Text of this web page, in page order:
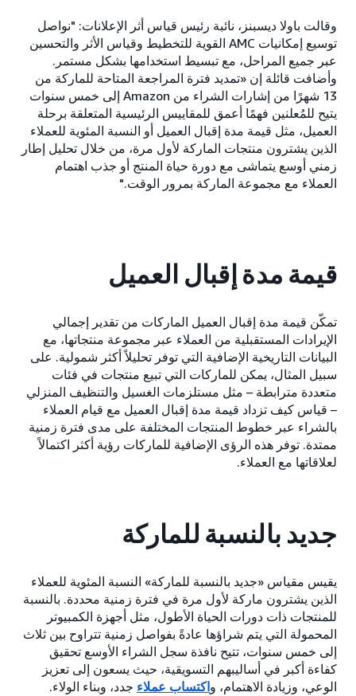
وقالت باولا ديسبنز، نائبة رئيس قياس أثر الإعلانات: "نواصل
توسيع إمكانيات AMC القوية للتخطيط وقياس الأثر والتحسين
عبر جميع المراحل، مع تبسيط استخدامها بشكل مستمر.
وأضافت قائلة إن «تمديد فترة المراجعة المتاحة للماركة من
13 شهرًا من إشارات الشراء من Amazon إلى خمس سنوات
يتيح للمُعلنين فهمًا أعمق للمقاييس الرئيسية المتعلقة برحلة
العميل، مثل قيمة مدة إقبال العميل أو النسبة المئوية للعملاء
الذين يشترون منتجات الماركة لأول مرة، من خلال تحليل إطار
زمني أوسع يتماشى مع دورة حياة المنتج أو جذب اهتمام
العملاء مع مجموعة الماركة بمرور الوقت."
قيمة مدة إقبال العميل
تمكّن قيمة مدة إقبال العميل الماركات من تقدير إجمالي
الإيرادات المستقبلية من العملاء عبر مجموعة منتجاتها، مع
البيانات التاريخية الإضافية التي توفر تحليلاً أكثر شمولية. على
سبيل المثال، يمكن للماركات التي تبيع منتجات في فئات
متعددة مترابطة – مثل مستلزمات الغسيل والتنظيف المنزلي
– قياس كيف تزداد قيمة مدة إقبال العميل مع قيام العملاء
بالشراء عبر خطوط المنتجات المختلفة على مدى فترة زمنية
ممتدة. توفر هذه الرؤى الإضافية للماركات رؤية أكثر اكتمالاً
لعلاقاتها مع العملاء.
جديد بالنسبة للماركة
يقيس مقياس «جديد بالنسبة للماركة» النسبة المئوية للعملاء
الذين يشترون ماركة لأول مرة في فترة زمنية محددة. بالنسبة
للمنتجات ذات دورات الحياة الأطول، مثل أجهزة الكمبيوتر
المحمولة التي يتم شراؤها عادةً بفواصل زمنية تتراوح بين ثلاث
إلى خمس سنوات، تتيح نافذة سجل الشراء الأوسع تحقيق
كفاءة أكبر في أساليبهم التسويقية، حيث يسعون إلى تعزيز
الوعي، وزيادة الاهتمام، واكتساب عملاء جدد، وبناء الولاء.